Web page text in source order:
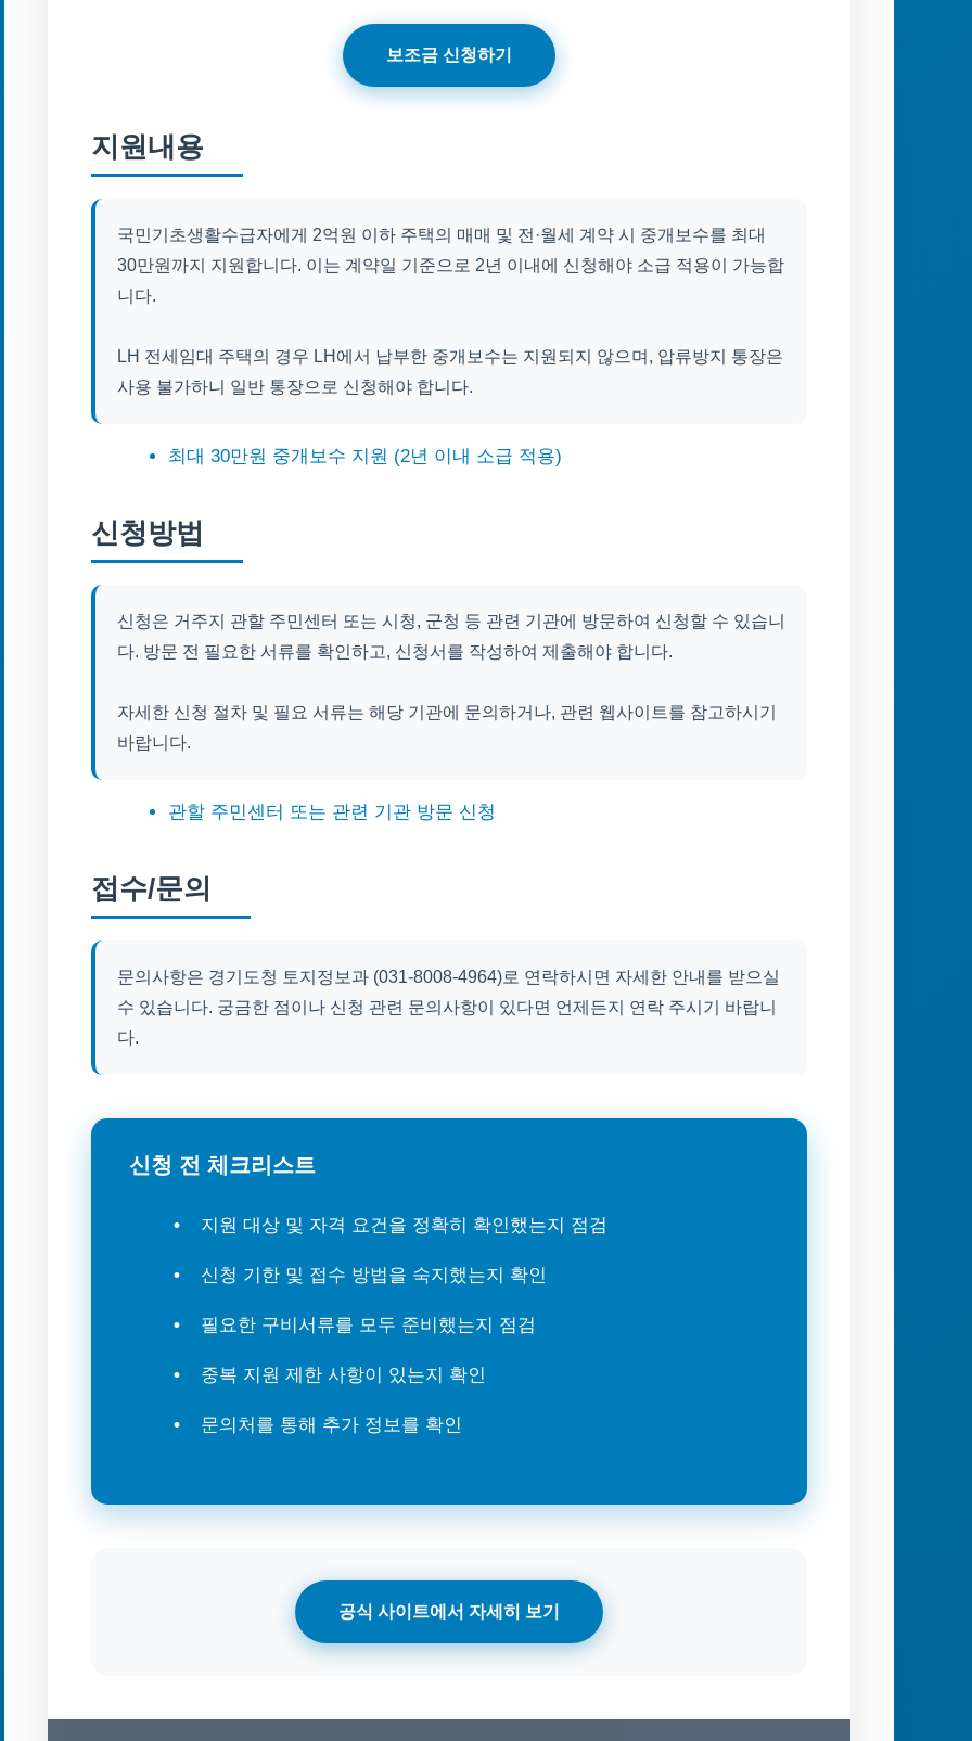
보조금 신청하기
지원내용
국민기초생활수급자에게 2억원 이하 주택의 매매 및 전·월세 계약 시 중개보수를 최대
30만원까지 지원합니다. 이는 계약일 기준으로 2년 이내에 신청해야 소급 적용이 가능합
니다.
LH 전세임대 주택의 경우 LH에서 납부한 중개보수는 지원되지 않으며, 압류방지 통장은
사용 불가하니 일반 통장으로 신청해야 합니다.
최대 30만원 중개보수 지원 (2년 이내 소급 적용)
신청방법
신청은 거주지 관할 주민센터 또는 시청, 군청 등 관련 기관에 방문하여 신청할 수 있습니
다. 방문 전 필요한 서류를 확인하고, 신청서를 작성하여 제출해야 합니다.
자세한 신청 절차 및 필요 서류는 해당 기관에 문의하거나, 관련 웹사이트를 참고하시기
바랍니다.
관할 주민센터 또는 관련 기관 방문 신청
접수/문의
문의사항은 경기도청 토지정보과 (031-8008-4964)로 연락하시면 자세한 안내를 받으실
수 있습니다. 궁금한 점이나 신청 관련 문의사항이 있다면 언제든지 연락 주시기 바랍니
다.
신청 전 체크리스트
지원 대상 및 자격 요건을 정확히 확인했는지 점검
신청 기한 및 접수 방법을 숙지했는지 확인
필요한 구비서류를 모두 준비했는지 점검
중복 지원 제한 사항이 있는지 확인
문의처를 통해 추가 정보를 확인
공식 사이트에서 자세히 보기